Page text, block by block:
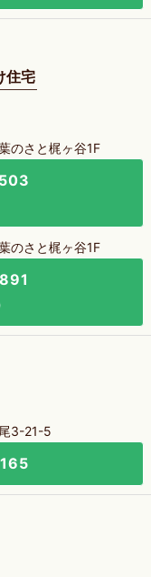
住宅
のさと梶ヶ谷1F
のさと梶ヶ谷1F
尾3-21-5